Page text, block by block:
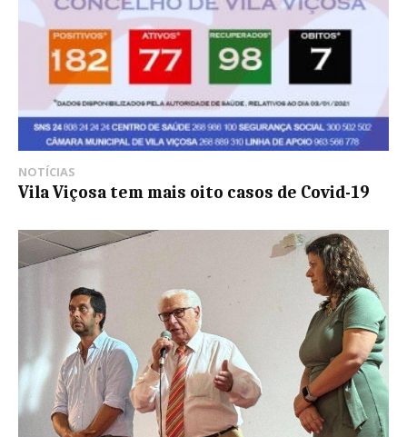
NOTÍCIAS
Vila Viçosa tem mais oito casos de Covid-19